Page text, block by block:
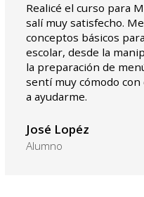
Realicé el curso para
salí muy satisfecho.
conceptos básicos
escolar, desde la
la preparación de
sentí muy cómodo
a ayudarme.
José Lopéz
Alumno